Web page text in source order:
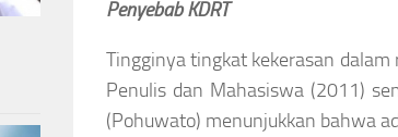
Penyebab KDRT
Tingginya tingkat kekerasan
Penulis dan Mahasiswa (2011)
(Pohuwato) menunjukkan bahwa